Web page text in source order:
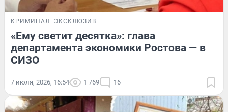
КРИМИНАЛ ЭКСКЛЮЗИВ
«Ему светит десятка»: глава
департамента экономики Ростова — в
СИЗО
7 июля, 2026, 16:54 1 769 16